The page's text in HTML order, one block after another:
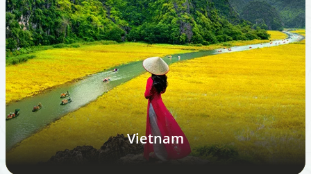
Vietnam